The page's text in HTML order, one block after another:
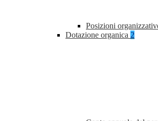
Posizioni
Dotazione organica 2